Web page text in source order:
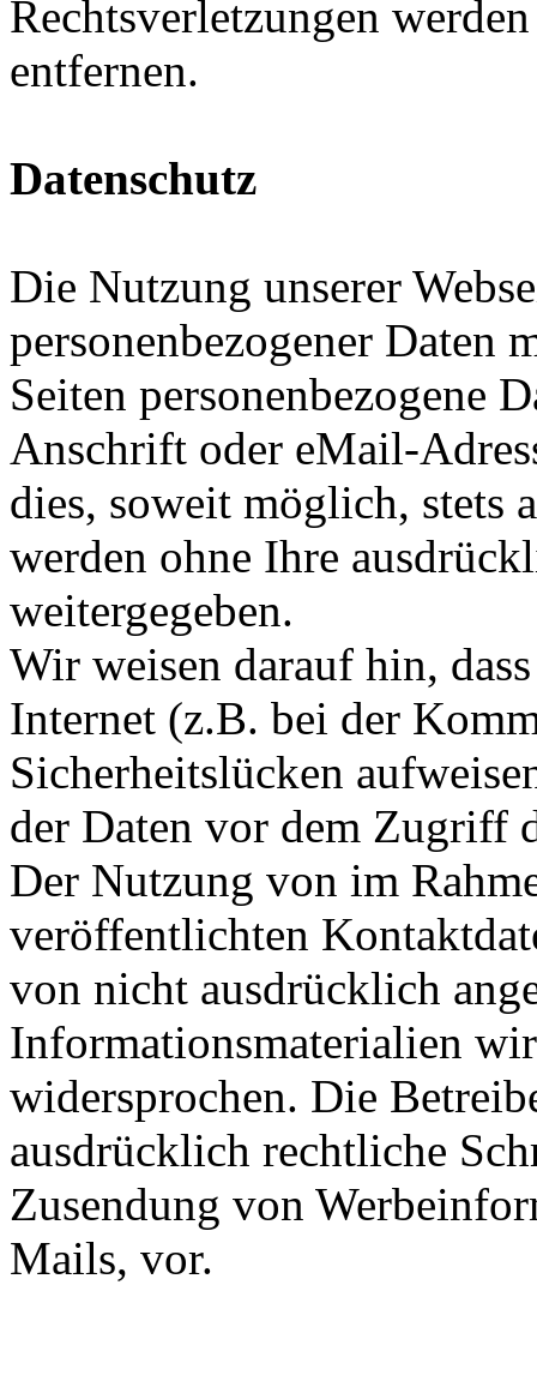
Rechtsverletzungen
entfernen.
Datenschutz
Die Nutzung unserer
personenbezogener Daten
Seiten personenbezogene
Anschrift oder eMail-
dies, soweit möglich, stets
werden ohne Ihre
weitergegeben.
Wir weisen darauf hin,
Internet (z.B. bei der
Sicherheitslücken
der Daten vor dem Zugriff
Der Nutzung von im
veröffentlichten
von nicht ausdrücklich
Informationsmaterialien
widersprochen. Die
ausdrücklich rechtliche
Zusendung von
Mails, vor.